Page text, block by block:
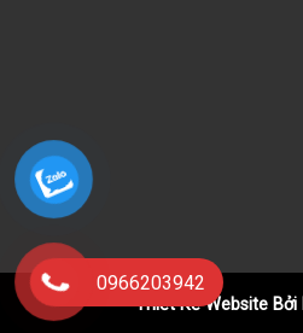
0966203942
Thiết Kế Website Bởi